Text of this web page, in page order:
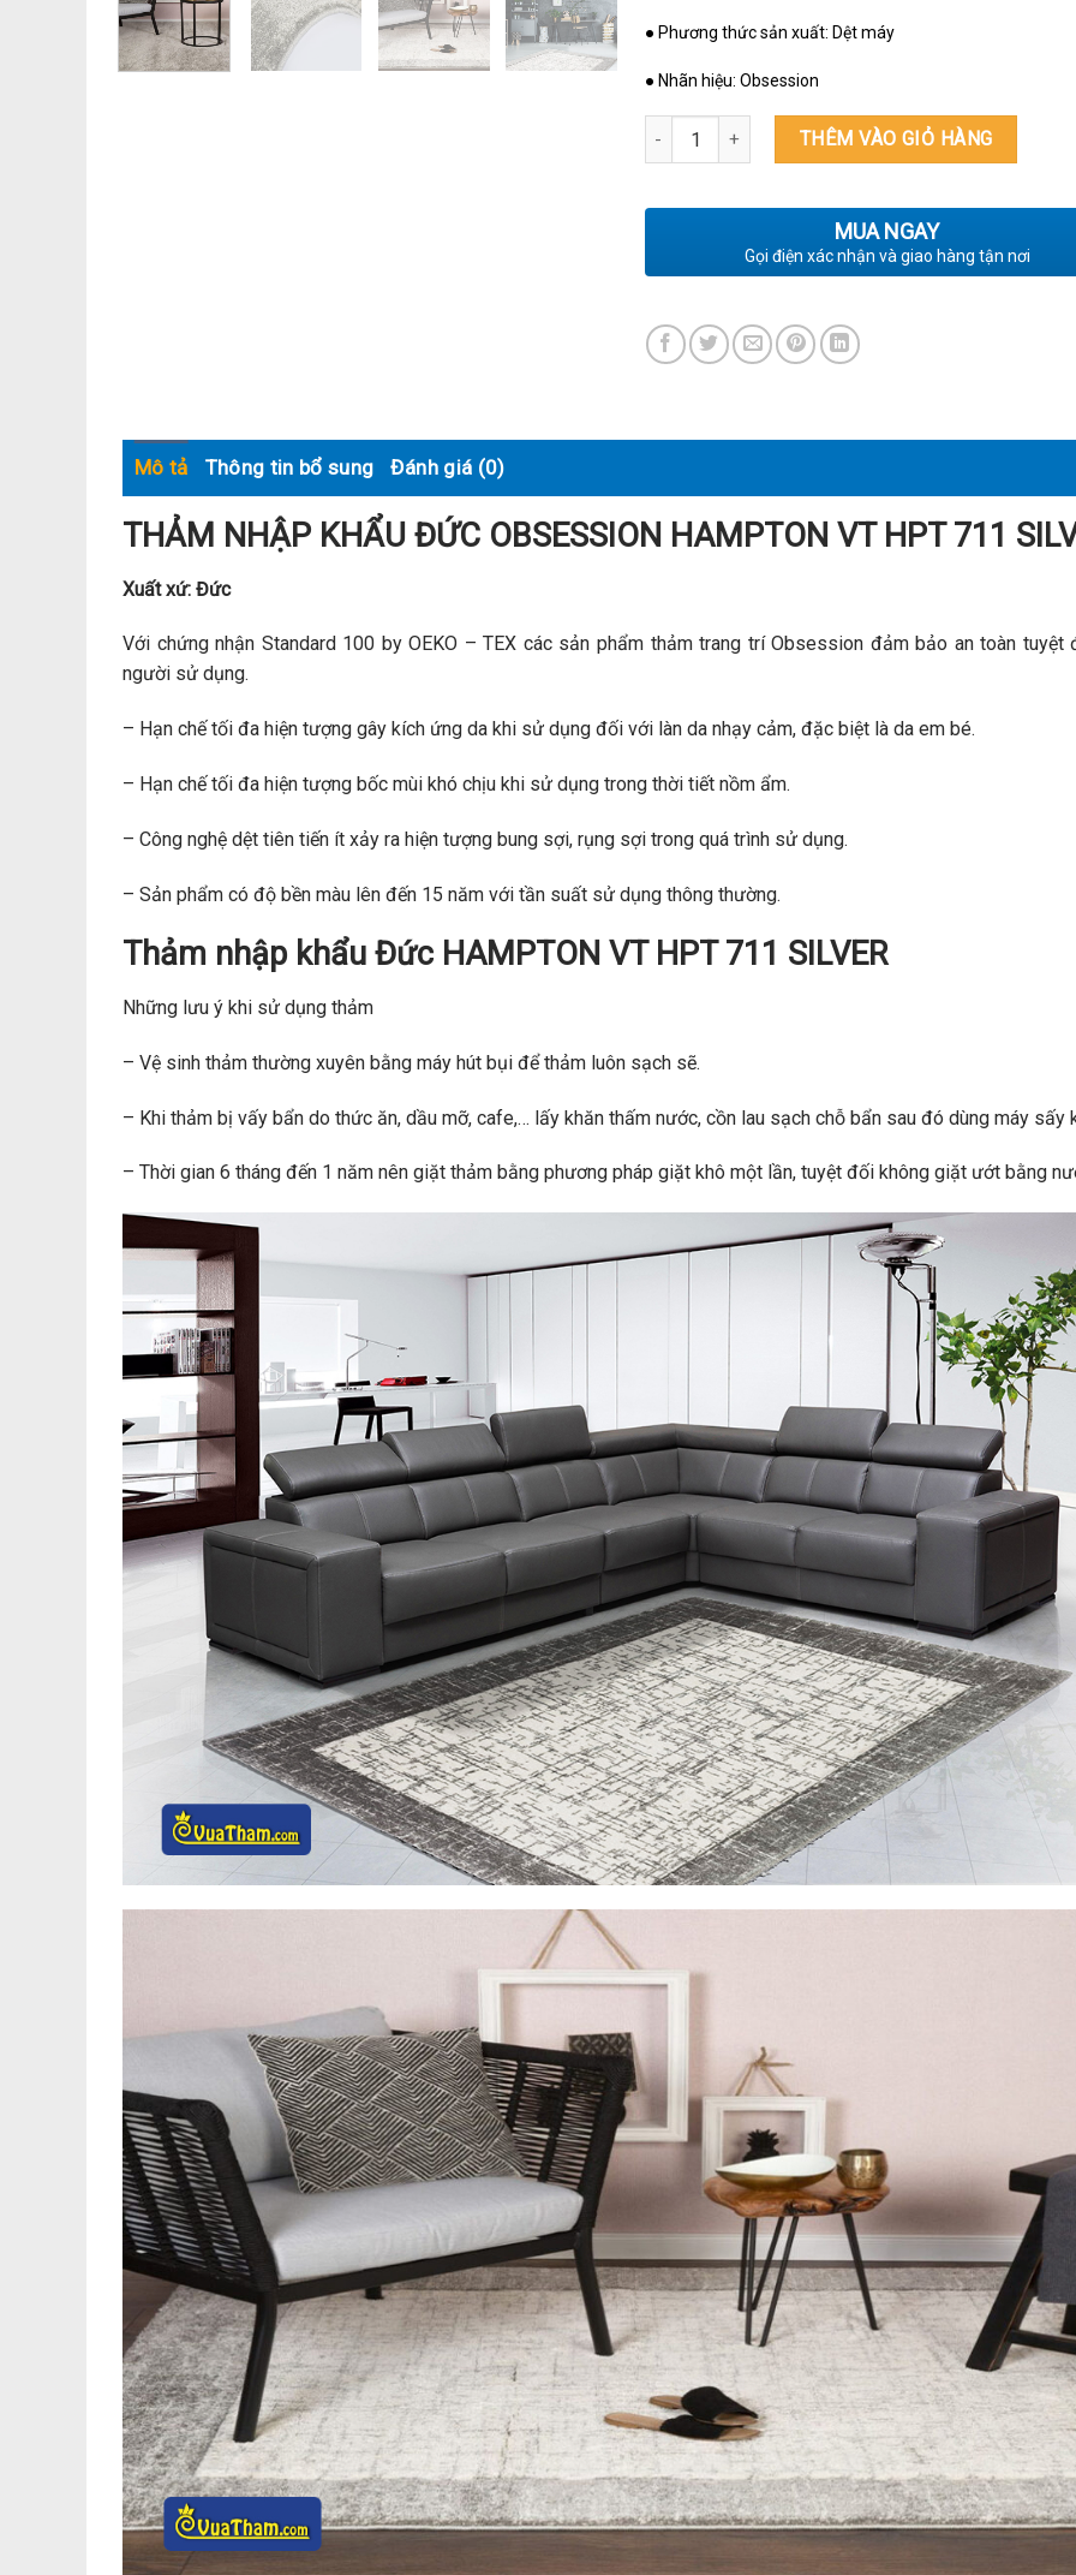
● Phương thức sản xuất: Dệt máy
● Nhãn hiệu: Obsession
THẢM NHẬP KHẨU ĐỨC HAMPTON VT HPT 711
THÊM VÀO GIỎ HÀNG
MUA NGAY
Gọi điện xác nhận và giao hàng tận nơi
Mô tả Thông tin bổ sung Đánh giá (0)
THẢM NHẬP KHẨU ĐỨC OBSESSION HAMPTON VT HPT 711
Xuất xứ: Đức
Với chứng nhận Standard 100 by OEKO – TEX các sản phẩm thảm trang trí Obsession đảm bảo an toàn tuyệt
người sử dụng.
– Hạn chế tối đa hiện tượng gây kích ứng da khi sử dụng đối với làn da nhạy cảm, đặc biệt là da em bé.
– Hạn chế tối đa hiện tượng bốc mùi khó chịu khi sử dụng trong thời tiết nồm ẩm.
– Công nghệ dệt tiên tiến ít xảy ra hiện tượng bung sợi, rụng sợi trong quá trình sử dụng.
– Sản phẩm có độ bền màu lên đến 15 năm với tần suất sử dụng thông thường.
Thảm nhập khẩu Đức HAMPTON VT HPT 711 SILVER
Những lưu ý khi sử dụng thảm
– Vệ sinh thảm thường xuyên bằng máy hút bụi để thảm luôn sạch sẽ.
– Khi thảm bị vấy bẩn do thức ăn, dầu mỡ, cafe,… lấy khăn thấm nước, cồn lau sạch chỗ bẩn sau đó dùng máy sấy
– Thời gian 6 tháng đến 1 năm nên giặt thảm bằng phương pháp giặt khô một lần, tuyệt đối không giặt ướt bằng